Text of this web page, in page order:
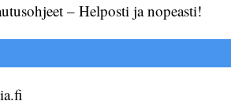
– Helposti ja nopeasti!